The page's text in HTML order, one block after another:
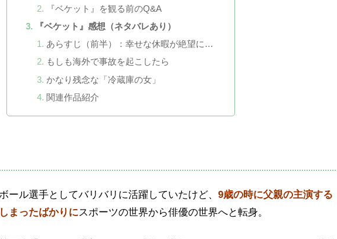
『ベケット』を観る前のQ&A
『ベケット』感想（ネタバレあり）
あらすじ（前半）：幸せな休暇が絶望に…
もしも海外で事故を起こしたら
かなり残念な「冷蔵庫の女」
関連作品紹介
ール選手としてバリバリに活躍していたけど、 9歳の時に父親の主演する
まったばかりにスポーツの世界から俳優の世界へと転身。